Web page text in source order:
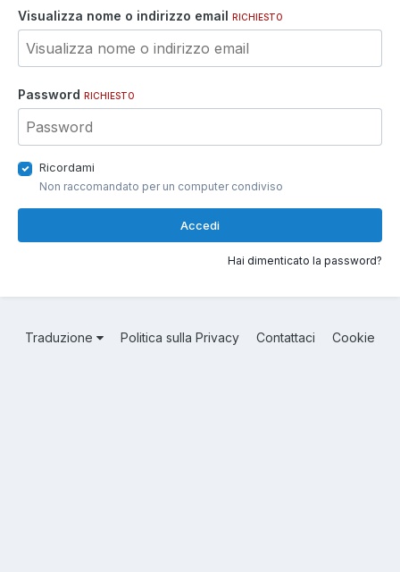
Visualizza nome o indirizzo email RICHIESTO
Password RICHIESTO
Ricordami
Non raccomandato per un computer condiviso
Accedi
Hai dimenticato la password?
Traduzione Politica sulla Privacy Contattaci Cookie